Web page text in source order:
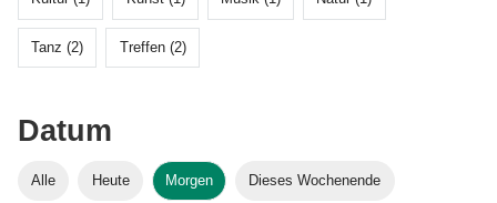
Tanz (2) Treffen (2)
Datum
Alle Heute Morgen Dieses Wochenende